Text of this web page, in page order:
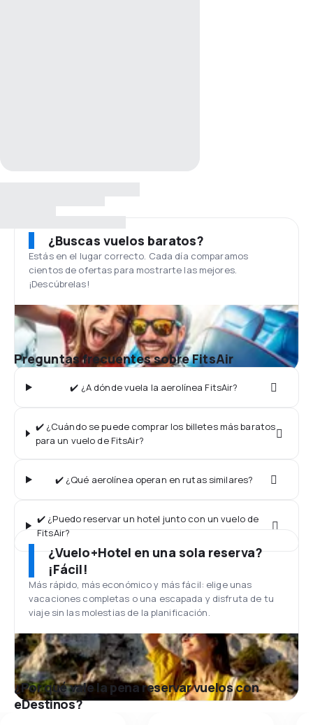
¿Buscas vuelos baratos?
Estás en el lugar correcto. Cada día comparamos
cientos de ofertas para mostrarte las mejores.
¡Descúbrelas!
Preguntas frecuentes sobre FitsAir
✔️ ¿A dónde vuela la aerolínea FitsAir?
✔️ ¿Cuándo se puede comprar los billetes más baratos
para un vuelo de FitsAir?
✔️ ¿Qué aerolínea operan en rutas similares?
✔️ ¿Puedo reservar un hotel junto con un vuelo de
FitsAir?
¿Vuelo+Hotel en una sola reserva?
¡Fácil!
Más rápido, más económico y más fácil: elige unas
vacaciones completas o una escapada y disfruta de tu
viaje sin las molestias de la planificación.
¿Por qué vale la pena reservar vuelos con
eDestinos?